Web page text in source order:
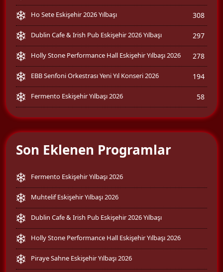
Ho Sete Eskişehir 2026 Yılbaşı 308
Dublin Cafe & Irish Pub Eskişehir 2026 Yılbaşı 297
Holly Stone Performance Hall Eskişehir Yılbaşı 2026 278
EBB Senfoni Orkestrası Yeni Yıl Konseri 2026 194
Fermento Eskişehir Yılbaşı 2026 58
Son Eklenen Programlar
Fermento Eskişehir Yılbaşı 2026
Muhtelif Eskişehir Yılbaşı 2026
Dublin Cafe & Irish Pub Eskişehir 2026 Yılbaşı
Holly Stone Performance Hall Eskişehir Yılbaşı 2026
Piraye Sahne Eskişehir Yılbaşı 2026